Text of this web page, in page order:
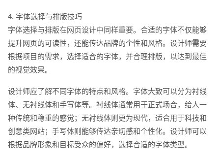
4. 字体选择与排版技巧
字体选择与排版在网页设计中同样重要。合适的字体不仅能够
提升网页的可读性，还能传达品牌的个性和风格。设计师需要
根据项目的需求，选择适合的字体，并合理排版，以达到最佳
的视觉效果。
设计师应了解不同字体的特点和风格。字体大致可以分为衬线
体、无衬线体和手写体等。衬线体通常用于正式场合，给人一
种传统和稳重的感觉；无衬线体则更为现代，适合用于科技和
创意类网站；手写体则能够传达亲切感和个性化。设计师可以
根据品牌形象和目标受众的偏好，选择合适的字体类型。